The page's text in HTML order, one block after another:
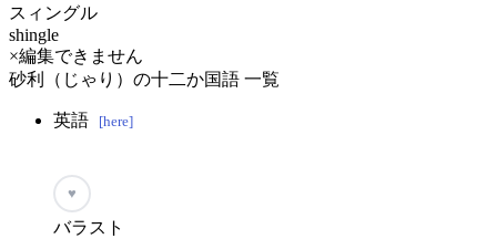
スィングル
shingle
×編集できません
砂利（じゃり）の十二か国語 一覧
英語 [here]
♥
バラスト